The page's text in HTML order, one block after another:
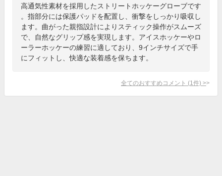
高通気性素材を採用したストリートホッケーグローブです
。指部分には保護パッドを配置し、衝撃をしっかり吸収し
ます。曲がった親指設計によりスティック操作がスムーズ
で、自然なグリップ感を実現します。アイスホッケーやロ
ーラーホッケーの練習に適しており、9インチサイズで手
にフィットし、快適な装着感を保ちます。
全てのおすすめコメント (1 件) >